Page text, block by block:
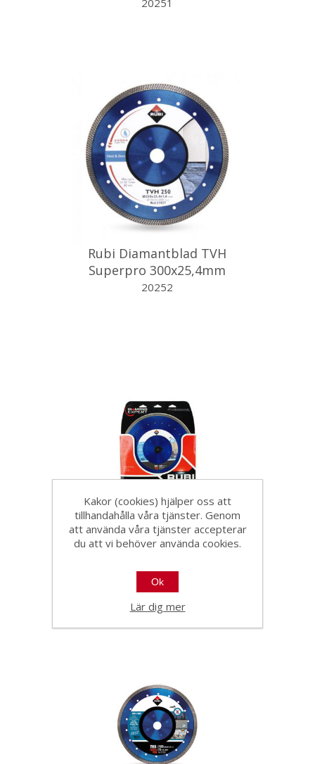
20251
Rubi Diamantblad TVH
Superpro 300x25,4mm
turbo
20252
Rubi Diamantblad TVH
turbo
20253
Kakor (cookies) hjälper oss att
tillhandahålla våra tjänster. Genom
att använda våra tjänster accepterar
du att vi behöver använda cookies.
Ok
Lär dig mer